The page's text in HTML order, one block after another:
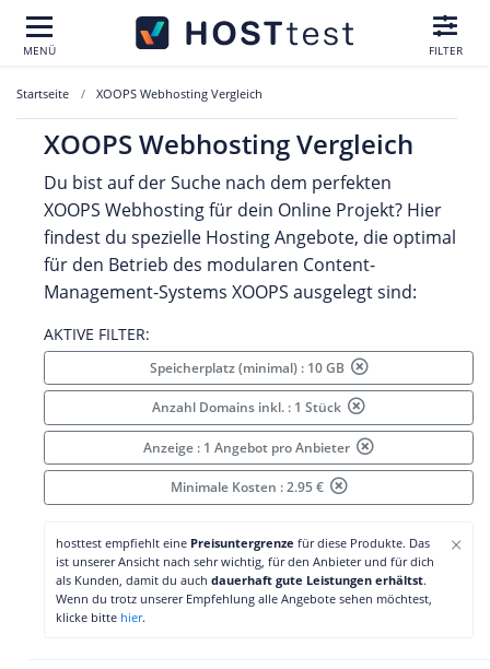
MENÜ FILTER
Startseite XOOPS Webhosting Vergleich
XOOPS Webhosting Vergleich
Du bist auf der Suche nach dem perfekten
XOOPS Webhosting für dein Online Projekt? Hier
findest du spezielle Hosting Angebote, die optimal
für den Betrieb des modularen Content-
Management-Systems XOOPS ausgelegt sind:
AKTIVE FILTER:
Speicherplatz (minimal) : 10 GB
Anzahl Domains inkl. : 1 Stück
Anzeige : 1 Angebot pro Anbieter
Minimale Kosten : 2.95 €
×
hosttest empfiehlt eine Preisuntergrenze für diese Produkte. Das
ist unserer Ansicht nach sehr wichtig, für den Anbieter und für dich
als Kunden, damit du auch dauerhaft gute Leistungen erhältst.
Wenn du trotz unserer Empfehlung alle Angebote sehen möchtest,
klicke bitte hier.